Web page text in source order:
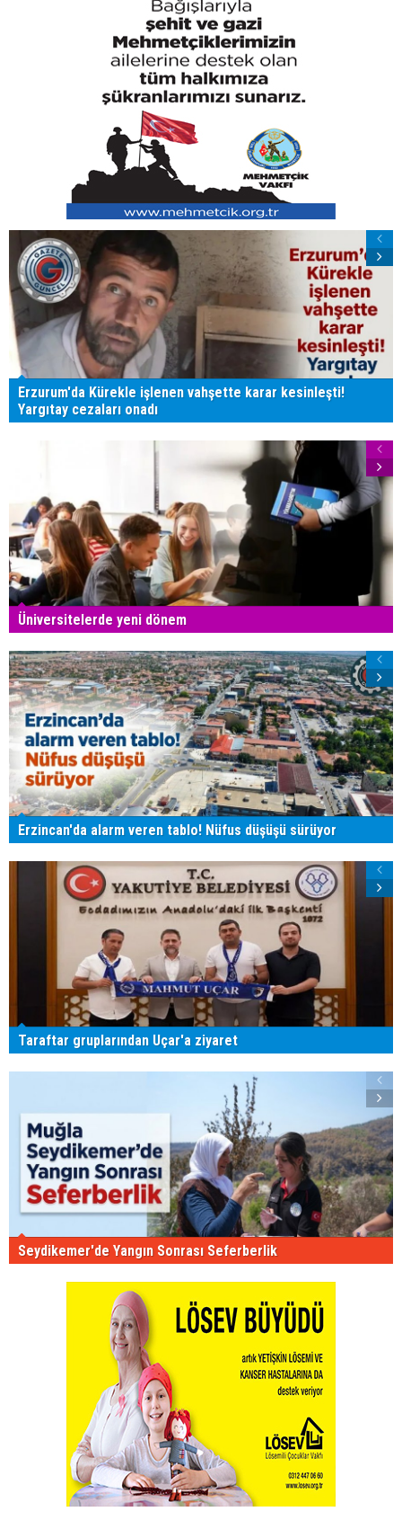
Erzurum'da Kürekle işlenen vahşette karar kesinleşti!
Yargıtay cezaları onadı
Üniversitelerde yeni dönem
Erzincan'da alarm veren tablo! Nüfus düşüşü sürüyor
Taraftar gruplarından Uçar'a ziyaret
Seydikemer'de Yangın Sonrası Seferberlik